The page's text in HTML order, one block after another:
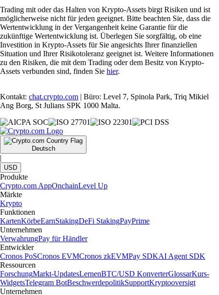
Trading mit oder das Halten von Krypto-Assets birgt Risiken und ist
möglicherweise nicht für jeden geeignet. Bitte beachten Sie, dass die
Wertentwicklung in der Vergangenheit keine Garantie für die
zukünftige Wertentwicklung ist. Überlegen Sie sorgfältig, ob eine
Investition in Krypto-Assets für Sie angesichts Ihrer finanziellen
Situation und Ihrer Risikotoleranz geeignet ist. Weitere Informationen
zu den Risiken, die mit dem Trading oder dem Besitz von Krypto-
Assets verbunden sind, finden Sie hier.
Kontakt: chat.crypto.com | Büro: Level 7, Spinola Park, Triq Mikiel
Ang Borg, St Julians SPK 1000 Malta.
Deutsch
|
USD
Produkte
Crypto.com AppOnchainLevel Up
Märkte
Krypto
Funktionen
KartenKörbeEarnStakingDeFi StakingPayPrime
Unternehmen
VerwahrungPay für Händler
Entwickler
Cronos PoSCronos EVMCronos zkEVMPay SDKAI Agent SDK
Ressourcen
ForschungMarkt-UpdatesLernenBTC/USD KonverterGlossarKurs-
WidgetsTelegram BotBeschwerdepolitikSupportKryptooversigt
Unternehmen